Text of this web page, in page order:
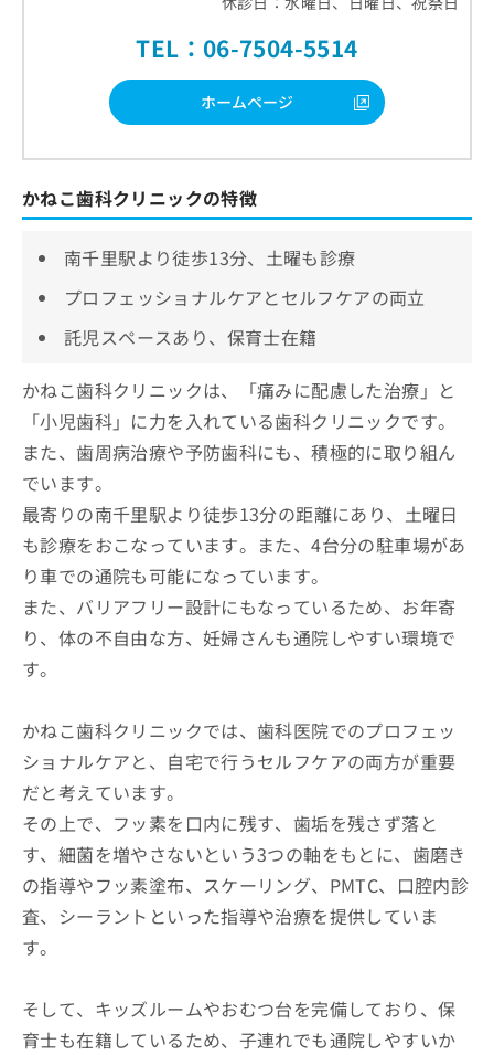
TEL：06-7504-5514
ホームページ
かねこ歯科クリニックの特徴
南千里駅より徒歩13分、土曜も診療
プロフェッショナルケアとセルフケアの両立
託児スペースあり、保育士在籍
かねこ歯科クリニックは、「痛みに配慮した治療」と
「小児歯科」に力を入れている歯科クリニックです。
また、歯周病治療や予防歯科にも、積極的に取り組ん
でいます。
最寄りの南千里駅より徒歩13分の距離にあり、土曜日
も診療をおこなっています。また、4台分の駐車場があ
り車での通院も可能になっています。
また、バリアフリー設計にもなっているため、お年寄
り、体の不自由な方、妊婦さんも通院しやすい環境で
す。
かねこ歯科クリニックでは、歯科医院でのプロフェッ
ショナルケアと、自宅で行うセルフケアの両方が重要
だと考えています。
その上で、フッ素を口内に残す、歯垢を残さず落と
す、細菌を増やさないという3つの軸をもとに、歯磨き
の指導やフッ素塗布、スケーリング、PMTC、口腔内診
査、シーラントといった指導や治療を提供していま
す。
そして、キッズルームやおむつ台を完備しており、保
育士も在籍しているため、子連れでも通院しやすいか